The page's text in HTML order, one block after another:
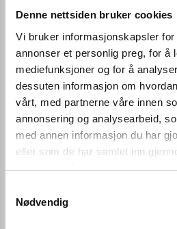
Denne nettsiden bruker cookies
Vi bruker informasjonskapsler for
annonser et personlig preg, for å
mediefunksjoner og for å
dessuten informasjon om
vårt, med partnerne våre innen
annonsering og analysearbeid,
med annen informasjon du har
eller som de har samlet inn
tjenestene deres.
Klikk på «OK» for å gi oss ditt
informasjonskapsler (cookies)
Nødvendig
Det kan forekomme små avvik mellom
faktiske produktet som følge av
enkelte komponenter. Funksjonalitet og
alltid være tilsvarende god eller bedre.